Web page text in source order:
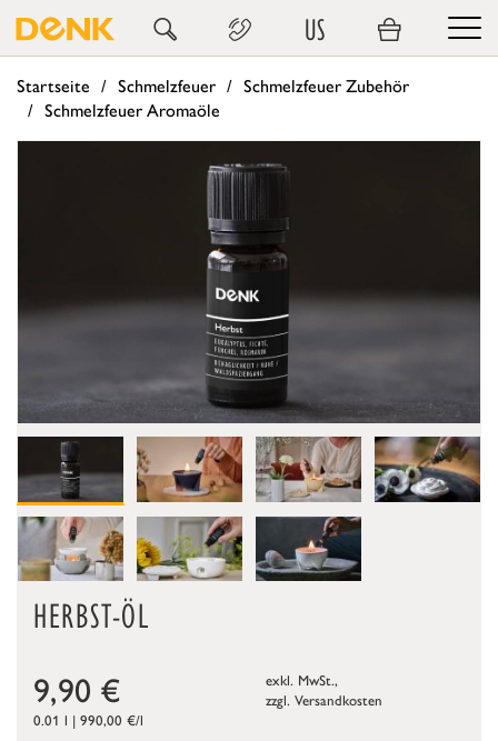
US
Startseite Schmelzfeuer
Schmelzfeuer Zubehör
Schmelzfeuer Aromaöle
HERBST-ÖL
9,90 €
exkl. MwSt.,
zzgl. Versandkosten
0.01 l | 990,00 €/l